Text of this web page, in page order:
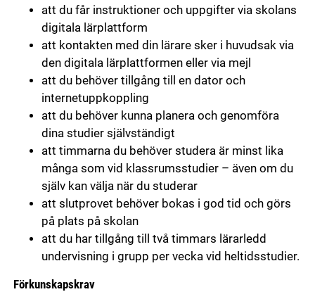
att du får instruktioner och uppgifter via skolans
digitala lärplattform
att kontakten med din lärare sker i huvudsak via
den digitala lärplattformen eller via mejl
att du behöver tillgång till en dator och
internetuppkoppling
att du behöver kunna planera och genomföra
dina studier självständigt
att timmarna du behöver studera är minst lika
många som vid klassrumsstudier – även om du
själv kan välja när du studerar
att slutprovet behöver bokas i god tid och görs
på plats på skolan
att du har tillgång till två timmars lärarledd
undervisning i grupp per vecka vid heltidsstudier.
Förkunskapskrav